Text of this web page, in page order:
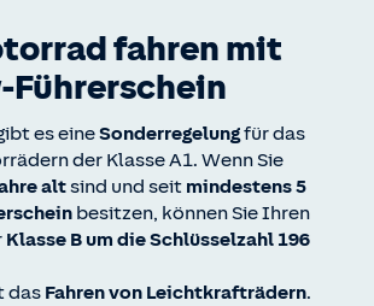
fahren mit
Führerschein
es eineSonderregelungfür das
der Klasse A1. Wenn Sie
altsind und seit mindestens 5
besitzen, können Sie Ihren
Klasse B um die Schlüsselzahl 196
das Fahren von Leichtkrafträdern.